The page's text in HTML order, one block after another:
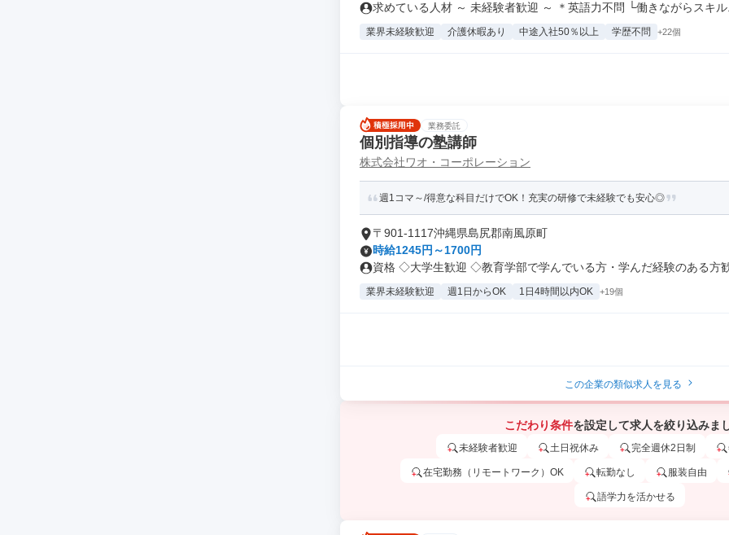
求めている人材 ～ 未経験者歓迎 ～ ＊英語力不問 └働きながらスキ
業界未経験歓迎 介護休暇あり 中途入社50％以上 学歴不問 +22個
業務委託
個別指導の塾講師
株式会社ワオ・コーポレーション
週1コマ～/得意な科目だけでOK！充実の研修で未経験でも安心◎
〒901-1117沖縄県島尻郡南風原町
時給1245円～1700円
資格 ◇大学生歓迎 ◇教育学部で学んでいる方・学んだ経験のある方
業界未経験歓迎 週1日からOK 1日4時間以内OK +19個
この企業の類似求人を見る
こだわり条件を設定して求人を絞り込みま
未経験者歓迎 土日祝休み 完全週休2日制
在宅勤務（リモートワーク）OK 転勤なし 服装自由
語学力を活かせる